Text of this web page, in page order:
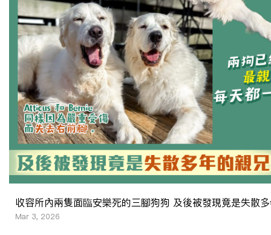
收容所內兩隻面臨安樂死的三腳狗狗 及後被發現竟是失散
Mar 3, 2026